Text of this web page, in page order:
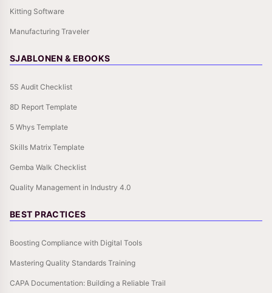
Kitting Software
Manufacturing Traveler
SJABLONEN & EBOOKS
5S Audit Checklist
8D Report Template
5 Whys Template
Skills Matrix Template
Gemba Walk Checklist
Quality Management in Industry 4.0
BEST PRACTICES
Boosting Compliance with Digital Tools
Mastering Quality Standards Training
CAPA Documentation: Building a Reliable Trail